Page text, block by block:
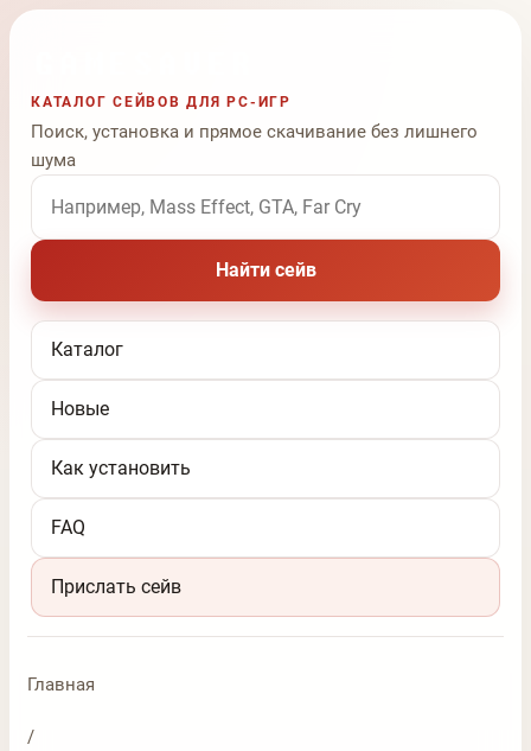
КАТАЛОГ СЕЙВОВ ДЛЯ PC-ИГР
Поиск, установка и прямое скачивание без лишнего
шума
Поиск по названию игры
Найти сейв
Каталог
Новые
Как установить
FAQ
Прислать сейв
Главная
/